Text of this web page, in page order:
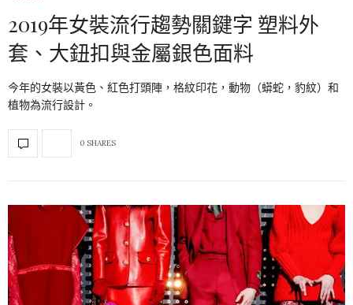
2019年女裝流行趨勢關鍵字 塑料外
套、大鈕扣與金屬銀色面料
今年的女裝以黃色、紅色打頭陣，格紋印花，動物（蟒蛇，豹紋）和
植物為流行設計。
0 SHARES